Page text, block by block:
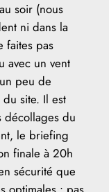
soir (nous
ni dans la
faites pas
avec un vent
peu de
site. Il est
décollages du
le briefing
finale à 20h
sécurité que